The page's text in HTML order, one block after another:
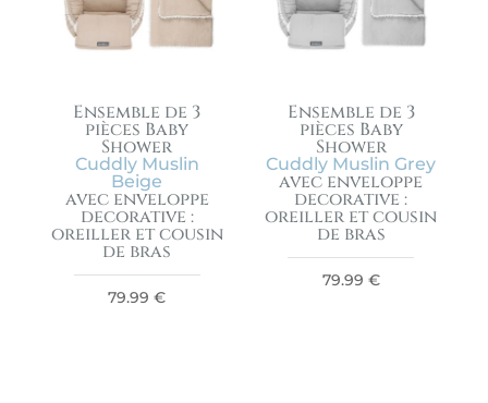
Ensemble de 3
pièces Baby
Shower
Cuddly Muslin
Beige
avec enveloppe
decorative :
oreiller et cousin
de bras
79.99€
Ensemble de 3
pièces Baby
Shower
Cuddly Muslin Grey
avec enveloppe
decorative :
oreiller et cousin
de bras
79.99 €